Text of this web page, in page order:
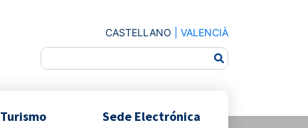
CASTELLANO VALENCIÀ
Turismo Sede Electrónica